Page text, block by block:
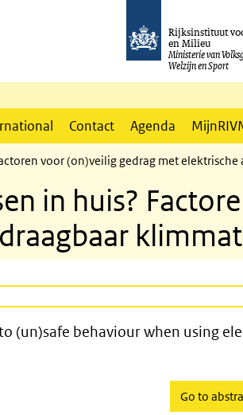
Rijksinstituut
en Milieu
Ministerie van
Welzijn en Sport
Contact Agenda
voor (on)veilig gedrag met
in huis?
contributing to
(un)safe behaviour when using
Go to